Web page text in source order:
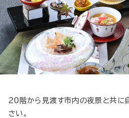
20階から見渡す市内の夜景と共に
さい。